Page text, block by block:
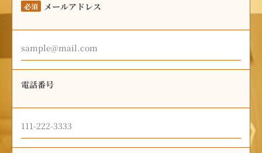
必須 メールアドレス
電話番号